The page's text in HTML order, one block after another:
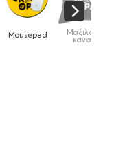
Mousepad Μαξιλάρια
καναπέ